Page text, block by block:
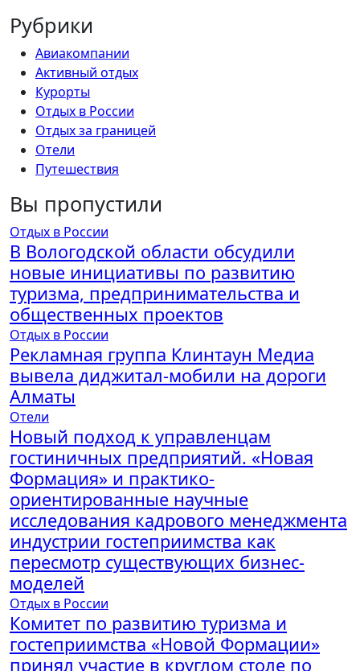
Рубрики
Авиакомпании
Активный отдых
Курорты
Отдых в России
Отдых за границей
Отели
Путешествия
Вы пропустили
Отдых в России
В Вологодской области обсудили
новые инициативы по развитию
туризма, предпринимательства и
общественных проектов
Отдых в России
Рекламная группа Клинтаун Медиа
вывела диджитал-мобили на дороги
Алматы
Отели
Новый подход к управленцам
гостиничных предприятий. «Новая
Формация» и практико-
ориентированные научные
исследования кадрового менеджмента
индустрии гостеприимства как
пересмотр существующих бизнес-
моделей
Отдых в России
Комитет по развитию туризма и
гостеприимства «Новой Формации»
принял участие в круглом столе по